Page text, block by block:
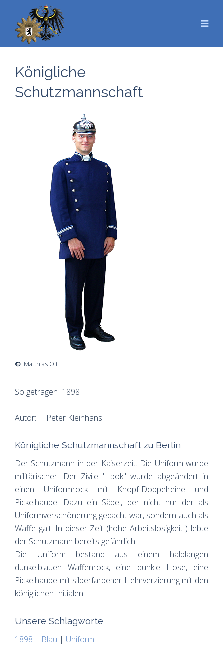
Königliche
Schutzmannschaft
© Matthias Olt
So getragen 1898
Autor: Peter Kleinhans
Königliche Schutzmannschaft zu Berlin
Der Schutzmann in der Kaiserzeit. Die Uniform wurde
militärischer. Der Zivile "Look" wurde abgeändert in
einen Uniformrock mit Knopf-Doppelreihe und
Pickelhaube. Dazu ein Säbel, der nicht nur der als
Uniformverschönerung gedacht war, sondern auch als
Waffe galt. In dieser Zeit (hohe Arbeitslosigkeit ) lebte
der Schutzmann bereits gefährlich.
Die Uniform bestand aus einem halblangen
dunkelblauen Waffenrock, eine dunkle Hose, eine
Pickelhaube mit silberfarbener Helmverzierung mit den
königlichen Initialen.
Unsere Schlagworte
1898 | Blau | Uniform